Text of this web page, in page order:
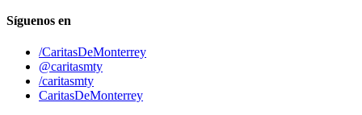
Síguenos en
/CaritasDeMonterrey
@caritasmty
/caritasmty
CaritasDeMonterrey